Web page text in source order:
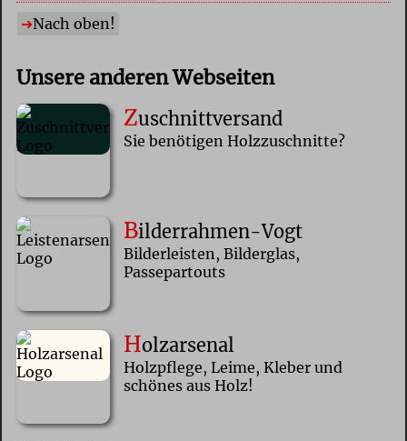
Nach oben!
Unsere anderen Webseiten
Zuschnittversand
Sie benötigen Holzzuschnitte?
Bilderrahmen-Vogt
Bilderleisten, Bilderglas,
Passepartouts
Holzarsenal
Holzpflege, Leime, Kleber und
schönes aus Holz!